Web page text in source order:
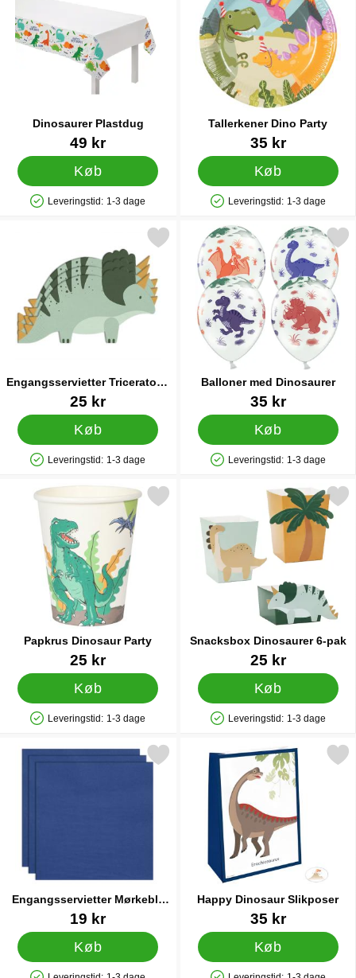
Dinosaurer Plastdug
Varenr 3633549 kr
Køb
Produkttilgængelighed: På lager
Leveringstid: 1-3 dage
Tallerkener Dino Party
Varenr 3854235 kr
Køb
Produkttilgængelighed: På lager
Leveringstid: 1-3 dage
Engangsservietter Triceratops
Grøn 12-pak
Varenr 8343325 kr
Køb
Produkttilgængelighed: På lager
Leveringstid: 1-3 dage
engangsservietter Triceratops Grøn 12-pak som favorit
Balloner med Dinosaurer
Varenr 1404735 kr
Køb
Produkttilgængelighed: På lager
Leveringstid: 1-3 dage
Markér balloner med
Papkrus Dinosaur Party
Varenr 4129825 kr
Køb
Produkttilgængelighed: På lager
Leveringstid: 1-3 dage
Markér papkrus Dinosaur Party som favorit
Snacksbox Dinosaurer 6-pak
Varenr 8337825 kr
Køb
Produkttilgængelighed: På lager
Leveringstid: 1-3 dage
Markér snacksbox
Engangsservietter Mørkeblå
24 cm 20-pak
Varenr 8317319 kr
Køb
engangsservietter Mørkeblå 24 cm 20-pak som favorit
Happy Dinosaur Slikposer
Varenr 3631835 kr
Køb
Markér happy Dinosaur